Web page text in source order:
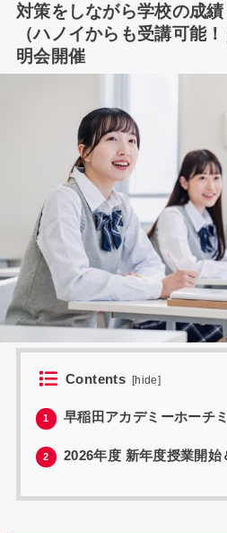
対策をしながら学校の成
（ハノイからも受講可能
明会開催
Contents [hide]
1 早稲田アカデミーホーチ
2 2026年度 新年度授業開始